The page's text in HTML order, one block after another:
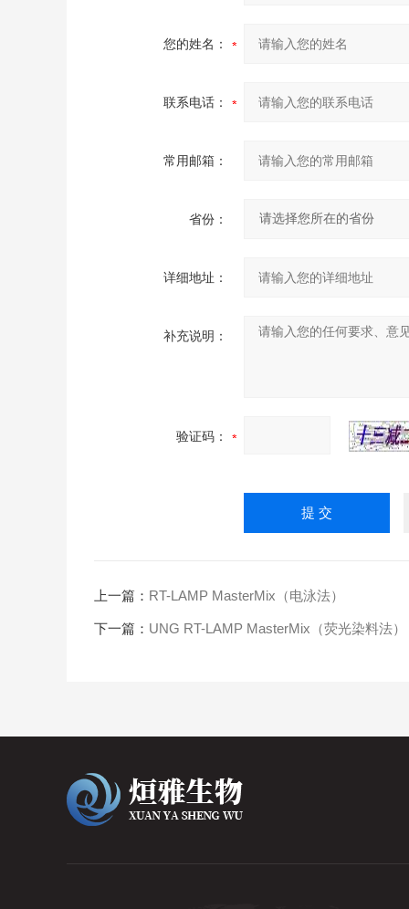
您的姓名：
联系电话：
常用邮箱：
省份：
详细地址：
补充说明：
验证码：
上一篇： RT-LAMP MasterMix（电泳法）
下一篇： UNG RT-LAMP MasterMix（荧光染料法）